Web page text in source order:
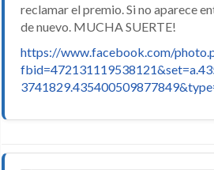
reclamar el premio. Si no aparece
de nuevo. MUCHA SUERTE!
https://www.facebook.com/